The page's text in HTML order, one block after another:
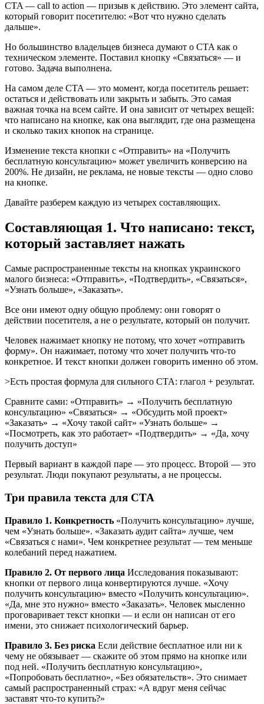
CTA — call to action — призыв к действию. Это элемент сайта,
который говорит посетителю: «Вот что нужно сделать
дальше».
Но большинство владельцев бизнеса думают о CTA как о
техническом элементе. Поставил кнопку «Связаться» — и
готово. Задача выполнена.
На самом деле CTA — это момент, когда посетитель решает:
остаться и действовать или закрыть и забыть. Это самая
важная точка на всем сайте. И она зависит от четырех вещей:
что написано на кнопке, как она выглядит, где она размещена
и сколько таких кнопок на странице.
Изменение текста кнопки с «Отправить» на «Получить
бесплатную консультацию» может увеличить конверсию на
200%. Не дизайн, не реклама, не новые тексты — одно слово
на кнопке.
Давайте разберем каждую из четырех составляющих.
Составляющая 1. Что написано: текст,
который заставляет нажать
Самые распространенные тексты на кнопках украинского
малого бизнеса: «Отправить», «Подтвердить», «Связаться»,
«Узнать больше», «Заказать».
Все они имеют одну общую проблему: они говорят о
действии посетителя, а не о результате, который он получит.
Человек нажимает кнопку не потому, что хочет «отправить
форму». Он нажимает, потому что хочет получить что-то
конкретное. И текст кнопки должен говорить именно об этом.
>Есть простая формула для сильного CTA: глагол + результат.
Сравните сами: «Отправить» → «Получить бесплатную
консультацию» «Связаться» → «Обсудить мой проект»
«Заказать» → «Хочу такой сайт» «Узнать больше» →
«Посмотреть, как это работает» «Подтвердить» → «Да, хочу
получить доступ»
Первый вариант в каждой паре — это процесс. Второй — это
результат. Люди покупают результаты, а не процессы.
Три правила текста для CTA
Правило 1. Конкретность «Получить консультацию» лучше,
чем «Узнать больше». «Заказать аудит сайта» лучше, чем
«Связаться с нами». Чем конкретнее результат — тем меньше
колебаний перед нажатием.
Правило 2. От первого лица Исследования показывают:
кнопки от первого лица конвертируются лучше. «Хочу
получить консультацию» вместо «Получить консультацию».
«Да, мне это нужно» вместо «Заказать». Человек мысленно
проговаривает текст кнопки — и если он написан от его
имени, это снижает психологический барьер.
Правило 3. Без риска Если действие бесплатное или ни к
чему не обязывает — скажите об этом прямо на кнопке или
под ней. «Получить бесплатную консультацию»,
«Попробовать бесплатно», «Без обязательств». Это снимает
самый распространенный страх: «А вдруг меня сейчас
заставят что-то купить?»